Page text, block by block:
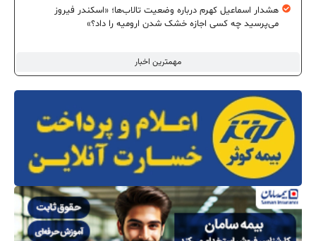
مهمترین اخبار
هشدار اسماعیل کهرم درباره وضعیت تالاب‌ها؛ «اسکندر فیروز
می‌پرسید چه کسی اجازه خشک شدن ارومیه را داد؟»